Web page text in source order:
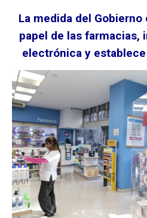
La medida del
papel de las farmacias,
electrónica y